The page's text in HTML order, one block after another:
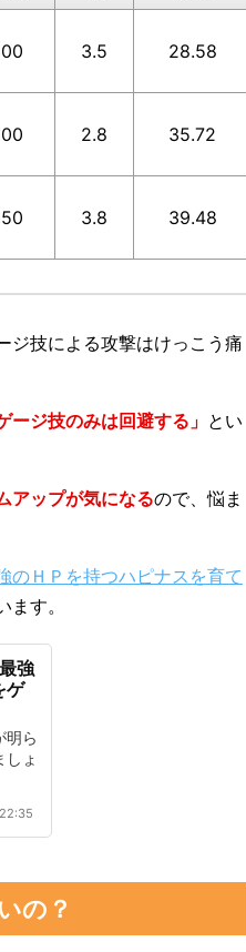
3.5 28.58
2.8 35.72
3.8 39.48
ジ技による攻撃はけっこう痛
ージ技のみは回避する」 とい
アップが気になるので、悩ま
のＨＰを持つハピナスを育て
す。
強
ゲ
明ら
しょ
の？